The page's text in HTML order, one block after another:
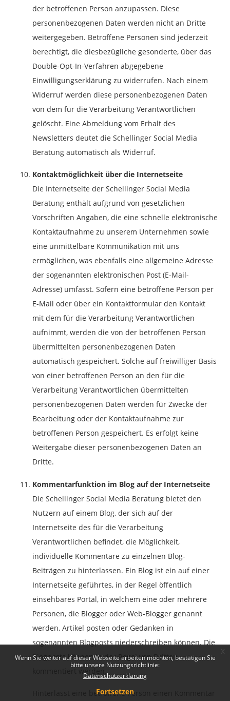
der betroffenen Person anzupassen. Diese
personenbezogenen Daten werden nicht an Dritte
weitergegeben. Betroffene Personen sind jederzeit
berechtigt, die diesbezügliche gesonderte, über das
Double-Opt-In-Verfahren abgegebene
Einwilligungserklärung zu widerrufen. Nach einem
Widerruf werden diese personenbezogenen Daten
von dem für die Verarbeitung Verantwortlichen
gelöscht. Eine Abmeldung vom Erhalt des
Newsletters deutet die Schellinger Social Media
Beratung automatisch als Widerruf.
Kontaktmöglichkeit über die Internetseite
Die Internetseite der Schellinger Social Media
Beratung enthält aufgrund von gesetzlichen
Vorschriften Angaben, die eine schnelle elektronische
Kontaktaufnahme zu unserem Unternehmen sowie
eine unmittelbare Kommunikation mit uns
ermöglichen, was ebenfalls eine allgemeine Adresse
der sogenannten elektronischen Post (E-Mail-
Adresse) umfasst. Sofern eine betroffene Person per
E-Mail oder über ein Kontaktformular den Kontakt
mit dem für die Verarbeitung Verantwortlichen
aufnimmt, werden die von der betroffenen Person
übermittelten personenbezogenen Daten
automatisch gespeichert. Solche auf freiwilliger Basis
von einer betroffenen Person an den für die
Verarbeitung Verantwortlichen übermittelten
personenbezogenen Daten werden für Zwecke der
Bearbeitung oder der Kontaktaufnahme zur
betroffenen Person gespeichert. Es erfolgt keine
Weitergabe dieser personenbezogenen Daten an
Dritte.
Kommentarfunktion im Blog auf der Internetseite
Die Schellinger Social Media Beratung bietet den
Nutzern auf einem Blog, der sich auf der
Internetseite des für die Verarbeitung
Verantwortlichen befindet, die Möglichkeit,
individuelle Kommentare zu einzelnen Blog-
Beiträgen zu hinterlassen. Ein Blog ist ein auf einer
Internetseite geführtes, in der Regel öffentlich
einsehbares Portal, in welchem eine oder mehrere
Personen, die Blogger oder Web-Blogger genannt
werden, Artikel posten oder Gedanken in
sogenannten Blogposts niederschreiben können. Die
Blogposts können in der Regel von Dritten
Hinterlässt eine betroffene Person einen Kommentar
Wenn Sie weiter auf dieser Webseite arbeiten möchten, bestätigen Sie
bitte unsere Nutzungsrichtlinie:
Datenschutzerklärung
Fortsetzen